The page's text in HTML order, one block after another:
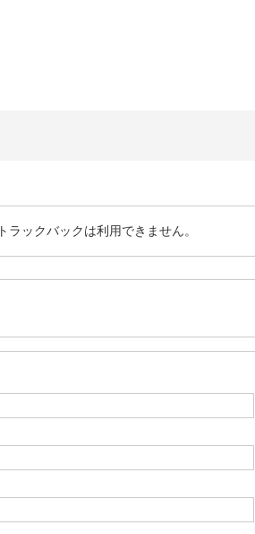
トラックバックは利用できません。